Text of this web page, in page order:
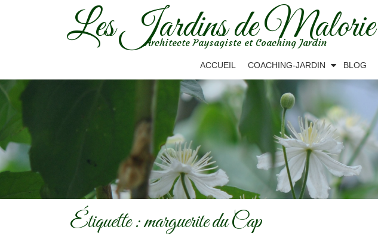
Les Jardins de Malorie
Architecte Paysagiste et Coaching Jardin
ACCUEIL COACHING-JARDIN BLOG
Étiquette :marguerite du Cap